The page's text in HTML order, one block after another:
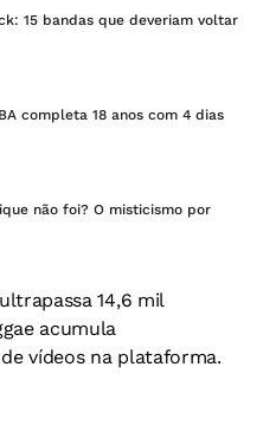
15 bandas que deveriam voltar
completa 18 anos com 4 dias
não foi? O misticismo por
14,6 mil
acumula
vídeos na plataforma.